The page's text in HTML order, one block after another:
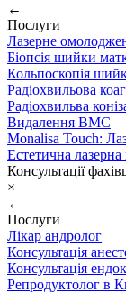
←
Послуги
Лазерне
Біопсія шийки
Кольпоскопія
Радіохвильова
Радіохвильва
Видалення ВМС
Monalisa Touch:
Естетична лазерна
Консультації
×
←
Послуги
Лікар андролог
Консультація
Консультація
Репродуктолог в